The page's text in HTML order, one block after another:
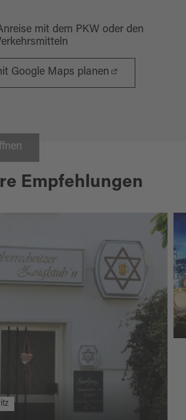
mit dem PKW oder den
Google Maps planen
Empfehlungen